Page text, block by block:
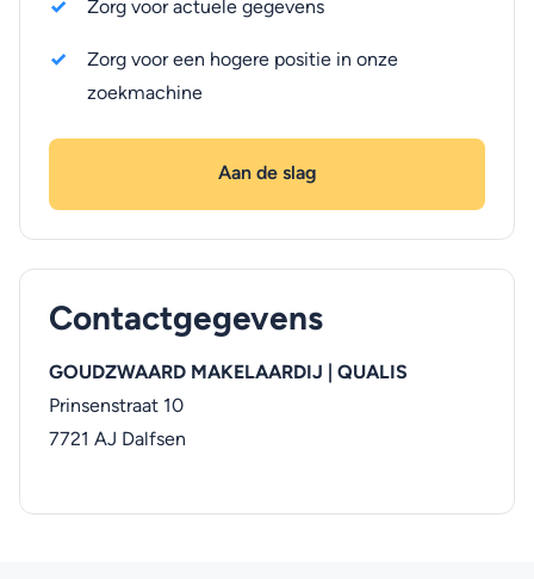
Zorg voor actuele gegevens
Zorg voor een hogere positie in onze
zoekmachine
Aan de slag
Contactgegevens
GOUDZWAARD MAKELAARDIJ | QUALIS
Prinsenstraat 10
7721 AJ Dalfsen